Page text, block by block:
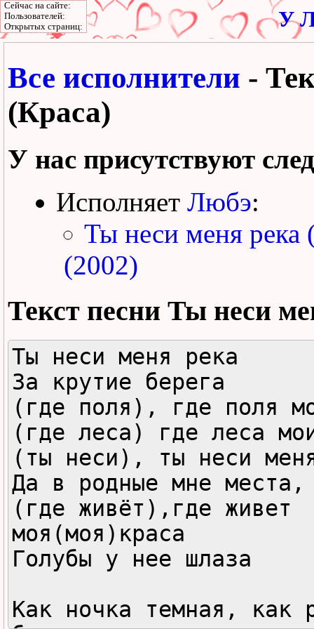
У
Все исполнители -
(Краса)
У нас присутствуют
Исполняет Любэ:
Ты неси меня река
(2002)
Текст песни Ты неси
Ты неси меня река
За крутие берега
(где поля), где поля
(где леса) где леса
(ты неси), ты неси
Да в родные мне места,
(где живёт),где живет
моя(моя)краса
Голубы у нее шлаза
Как ночка темная, как
Сейчас на сайте:
Пользователей:
Открытых страниц: